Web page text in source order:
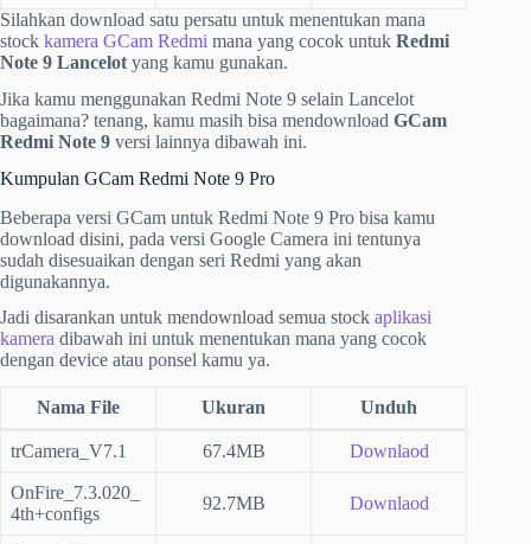
Silahkan download satu persatu untuk menentukan mana
stock kamera GCam Redmi mana yang cocok untuk Redmi
Note 9 Lancelot yang kamu gunakan.
Jika kamu menggunakan Redmi Note 9 selain Lancelot
bagaimana? tenang, kamu masih bisa mendownload GCam
Redmi Note 9 versi lainnya dibawah ini.
Kumpulan GCam Redmi Note 9 Pro
Beberapa versi GCam untuk Redmi Note 9 Pro bisa kamu
download disini, pada versi Google Camera ini tentunya
sudah disesuaikan dengan seri Redmi yang akan
digunakannya.
Jadi disarankan untuk mendownload semua stock aplikasi
kamera dibawah ini untuk menentukan mana yang cocok
dengan device atau ponsel kamu ya.
Nama File Ukuran Unduh
trCamera_V7.1 67.4MB Downlaod
OnFire_7.3.020_
4th+configs
92.7MB Downlaod